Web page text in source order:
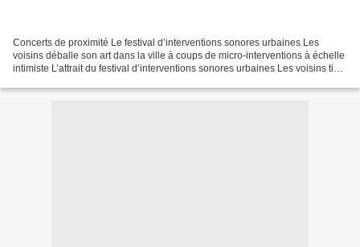
Concerts de proximité Le festival d’interventions sonores urbaines Les
voisins déballe son art dans la ville à coups de micro-interventions à échelle
intimiste L’attrait du festival d’interventions sonores urbaines Les voisins tient